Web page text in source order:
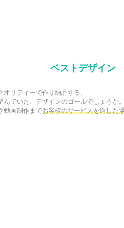
ベストデザイン
リティーで作り納品する。
んでいた、デザインのゴールでしょうか
動画制作までお客様のサービスを適した